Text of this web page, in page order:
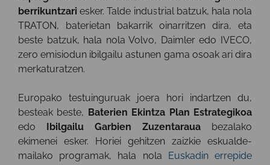
berrikuntzari esker. Talde industrial batzuk, hala nola
TRATON, baterietan bakarrik oinarritzen dira, eta
beste batzuk, hala nola Volvo, Daimler edo IVECO,
zero emisiodun ibilgailu astunen gama osoak ari dira
merkaturatzen.
Europako testuinguruak joera hori indartzen du,
besteak beste, Baterien Ekintza Plan Estrategikoa
edo Ibilgailu Garbien Zuzentaraua bezalako
ekimenei esker. Horiei gehitzen zaizkie eskualde-
mailako programak, hala nola Euskadin errepide